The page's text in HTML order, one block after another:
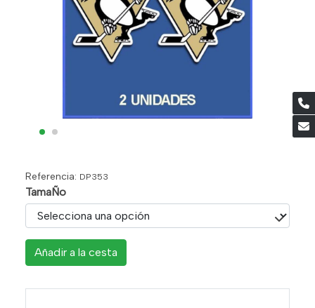
Referencia: DP353
TamaÑo
Añadir a la cesta